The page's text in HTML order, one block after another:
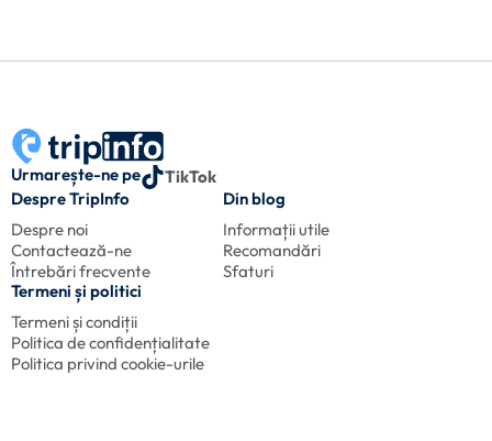
Urmarește-ne pe
TikTok
Despre TripInfo
Despre noi
Contactează-ne
Întrebări frecvente
Din blog
Informații utile
Recomandări
Sfaturi
Termeni și politici
Termeni și condiții
Politica de confidențialitate
Politica privind cookie-urile